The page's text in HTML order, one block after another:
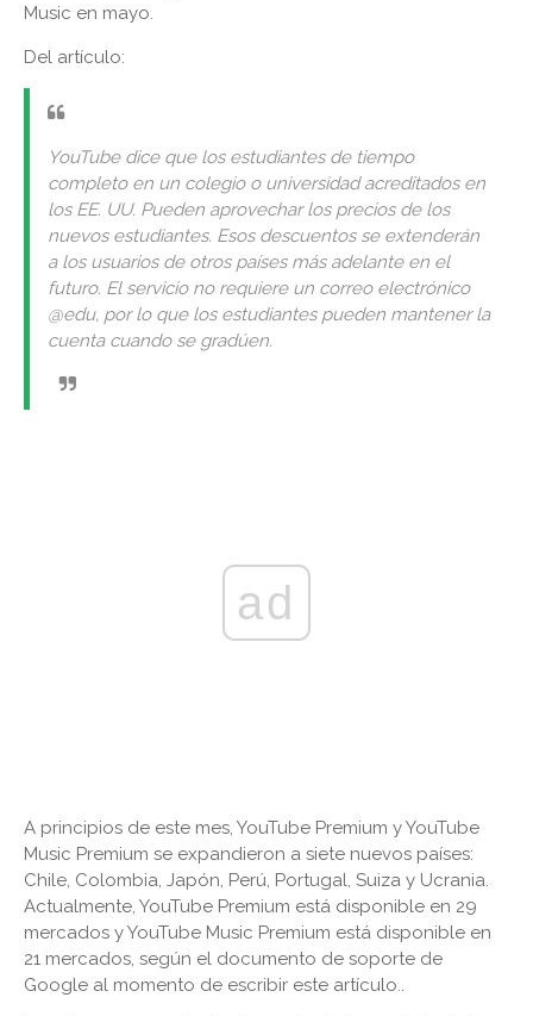
Music en mayo.
Del artículo:
YouTube dice que los estudiantes de tiempo
completo en un colegio o universidad acreditados en
los EE. UU. Pueden aprovechar los precios de los
nuevos estudiantes. Esos descuentos se extenderán
a los usuarios de otros países más adelante en el
futuro. El servicio no requiere un correo electrónico
@edu, por lo que los estudiantes pueden mantener la
cuenta cuando se gradúen.
ad
A principios de este mes, YouTube Premium y YouTube
Music Premium se expandieron a siete nuevos países:
Chile, Colombia, Japón, Perú, Portugal, Suiza y Ucrania.
Actualmente, YouTube Premium está disponible en 29
mercados y YouTube Music Premium está disponible en
21 mercados, según el documento de soporte de
Google al momento de escribir este artículo..